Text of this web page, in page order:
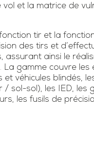
vol et la matrice de
tir et la
des tirs et
assurant ainsi le
La gamme couvre
et véhicules blindés,
/ sol-sol), les IED, les
les fusils de